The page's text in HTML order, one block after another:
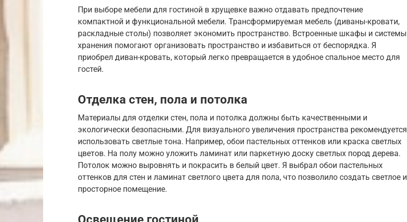
При выборе мебели для гостиной в хрущевке важно отдавать предпочтение
компактной и функциональной мебели. Трансформируемая мебель (диваны-кровати,
раскладные столы) позволяет экономить пространство. Встроенные шкафы и системы
хранения помогают организовать пространство и избавиться от беспорядка. Я
приобрел диван-кровать, который легко превращается в удобное спальное место для
гостей.
Отделка стен, пола и потолка
Материалы для отделки стен, пола и потолка должны быть качественными и
экологически безопасными. Для визуального увеличения пространства рекомендуется
использовать светлые тона. Например, обои пастельных оттенков или краска светлых
цветов. На полу можно уложить ламинат или паркетную доску светлых пород дерева.
Потолок можно выровнять и покрасить в белый цвет. Я выбрал обои пастельных
оттенков для стен и ламинат светлого цвета для пола, что позволило создать светлое и
просторное помещение.